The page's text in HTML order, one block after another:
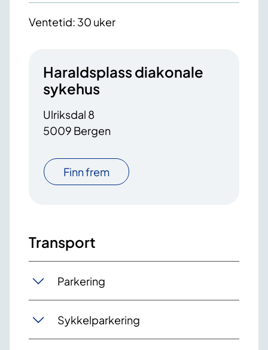
Ventetid: 30 uker
Haraldsplass diakonale
sykehus
Ulriksdal 8
5009 Bergen
Finn frem
Transport
Parkering
Sykkelparkering